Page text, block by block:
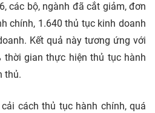
các bộ, ngành đã cắt giảm, đơn
chính, 1.640 thủ tục kinh doanh
Kết quả này tương ứng với
thời gian thực hiện thủ tục hành
thủ.
cách thủ tục hành chính, quá